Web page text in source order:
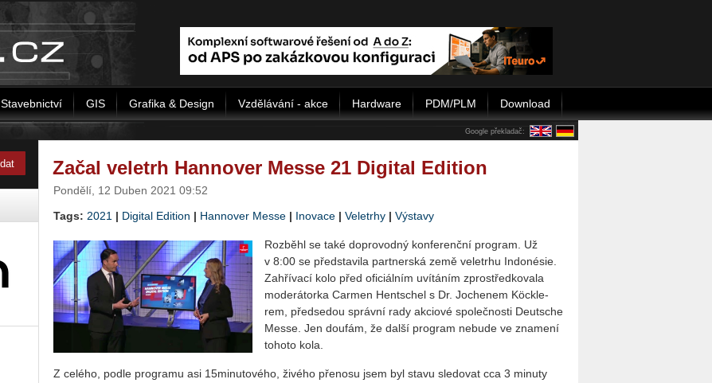
Stavebnictví GIS Grafika & Design Vzdělávání - akce Hardware PDM/PLM Download
Google překladač:
Začal veletrh Hannover Messe 21 Digital Edition
Pondělí, 12 Duben 2021 09:52
Tags: 2021 | Digital Edition | Hannover Messe | Inovace | Veletrhy | Výstavy
Roz­bě­hl se také do­pro­vod­ný kon­fe­renč­ní pro­gram. Už
v 8:00 se před­sta­vi­la part­ner­ská země ve­letr­hu In­donésie.
Za­hří­va­cí kolo před ofi­ci­ál­ním uví­tá­ním zpro­střed­ko­vala
mo­de­rá­tor­ka Car­men Hent­s­chel s Dr. Jo­che­nem Köckle­
rem, před­se­dou správ­ní rady ak­ci­o­vé spo­leč­nos­ti De­ut­sche
Messe. Jen dou­fám, že další pro­gram ne­bu­de ve zna­me­ní
to­ho­to kola.
Z ce­lé­ho, podle pro­gra­mu asi 15­mi­nu­to­vé­ho, ži­vé­ho pře­no­su jsem byl stavu sle­do­vat cca 3 mi­nu­ty